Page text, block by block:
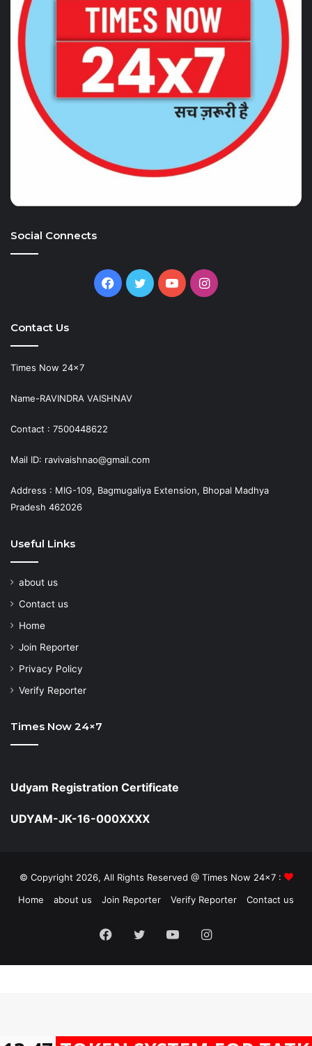
Social Connects
Facebook
TwitterYouTubeInstagram
Contact Us
Times Now 24×7
Name-RAVINDRA VAISHNAV
Contact : 7500448622
Mail ID: ravivaishnao@gmail.com
Address : MIG-109, Bagmugaliya Extension, Bhopal Madhya
Pradesh 462026
Useful Links
about us
Contact us
Home
Join Reporter
Privacy Policy
Verify Reporter
Times Now 24×7
Udyam Registration Certificate
UDYAM-JK-16-000XXXX
© Copyright 2026, All Rights Reserved @ Times Now 24x7 :
Home
about us Join Reporter Verify Reporter Contact us
Facebook
TwitterYouTubeInstagram